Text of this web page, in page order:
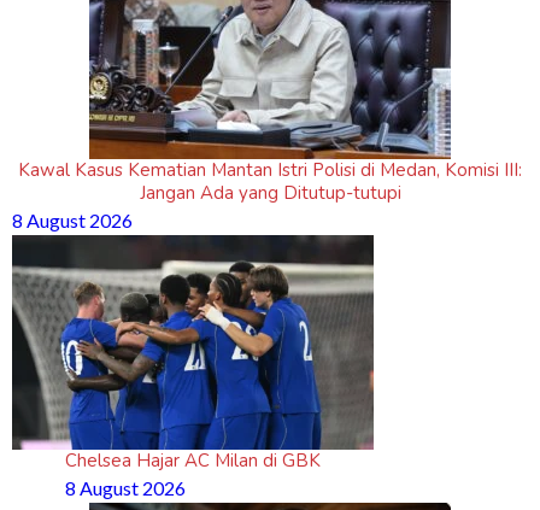
Kawal Kasus Kematian Mantan Istri Polisi di Medan, Komisi III:
Jangan Ada yang Ditutup-tutupi
8 August 2026
Chelsea Hajar AC Milan di GBK
8 August 2026